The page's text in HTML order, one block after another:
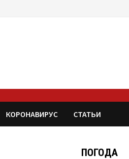
КОРОНАВИРУС СТАТЬИ
ПОГОДА